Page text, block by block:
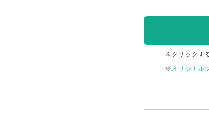
※クリックす
※ オリジナル